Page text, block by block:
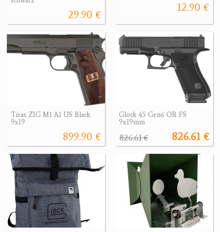
29.90 €
12.90 €
Tisas ZIG M1 A1 US Black
9x19
899.90 €
Glock 45 Gen6 OR FS
9x19mm
826.61 €
826.61 €